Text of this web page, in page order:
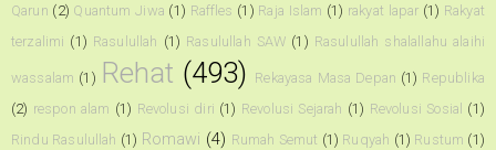
Qarun (2) Quantum Jiwa (1) Raffles (1) Raja Islam (1) rakyat lapar (1) Rakyat
terzalimi (1) Rasulullah (1) Rasulullah SAW (1) Rasulullah shalallahu alaihi
wassalam (1) Rehat (493) Rekayasa Masa Depan (1) Republika
(2) respon alam (1) Revolusi diri (1) Revolusi Sejarah (1) Revolusi Sosial (1)
Rindu Rasulullah (1) Romawi (4) Rumah Semut (1) Ruqyah (1) Rustum (1)